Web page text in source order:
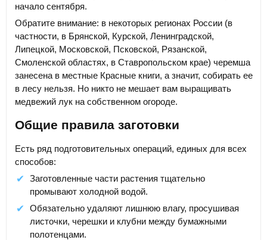
начало сентября.
Обратите внимание: в некоторых регионах России (в
частности, в Брянской, Курской, Ленинградской,
Липецкой, Московской, Псковской, Рязанской,
Смоленской областях, в Ставропольском крае) черемша
занесена в местные Красные книги, а значит, собирать ее
в лесу нельзя. Но никто не мешает вам выращивать
медвежий лук на собственном огороде.
Общие правила заготовки
Есть ряд подготовительных операций, единых для всех
способов:
Заготовленные части растения тщательно
промывают холодной водой.
Обязательно удаляют лишнюю влагу, просушивая
листочки, черешки и клубни между бумажными
полотенцами.